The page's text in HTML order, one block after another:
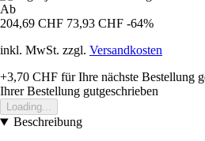
Ab
204,69 CHF 73,93 CHF -64%
inkl. MwSt. zzgl. Versandkosten
+3,70 CHF für Ihre nächste Bestellung
Ihrer Bestellung gutgeschrieben
Loading...
Beschreibung